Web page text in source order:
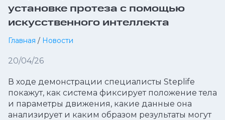
установке протеза с помощью
искусственного интеллекта
Главная / Новости
20/04/26
В ходе демонстрации специалисты Steplife
покажут, как система фиксирует положение тела
и параметры движения, какие данные она
анализирует и каким образом результаты могут